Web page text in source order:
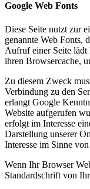
Google Web Fonts
Diese Seite nutzt zur
genannte Web Fonts,
Aufruf einer Seite
ihren Browsercache,
Zu diesem Zweck
Verbindung zu den
erlangt Google
Website aufgerufen
erfolgt im Interesse
Darstellung unserer
Interesse im Sinne
Wenn Ihr Browser
Standardschrift von